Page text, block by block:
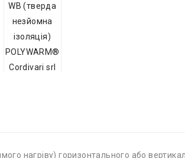
нагріву) горизонтального або